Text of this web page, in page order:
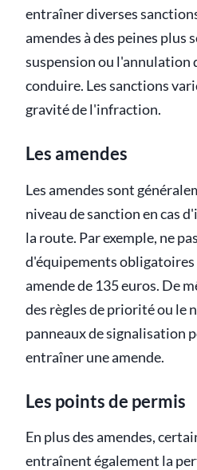
entraîner diverses
amendes à des peines plus
suspension ou l'annulation
conduire. Les sanctions
gravité de l'infraction.
Les amendes
Les amendes sont
niveau de sanction en cas
la route. Par exemple, ne
d'équipements
amende de 135 euros. De
des règles de priorité ou le
panneaux de signalisation
entraîner une amende.
Les points de permis
En plus des amendes,
entraînent également la